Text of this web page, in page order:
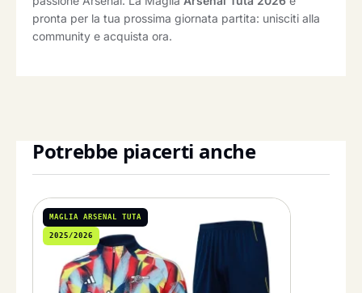
pronta per la tua prossima giornata partita: unisciti alla
community e acquista ora.
Potrebbe piacerti anche
MAGLIA ARSENAL TUTA
2025/2026